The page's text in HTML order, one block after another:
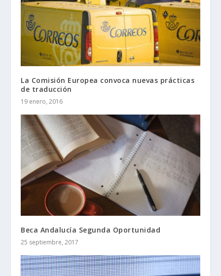
La Comisión Europea convoca nuevas prácticas
de traducción
19 enero, 2016
Beca Andalucía Segunda Oportunidad
25 septiembre, 2017